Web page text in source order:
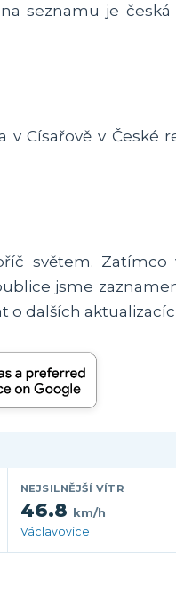
na seznamu je
Císařově v České
světem. Zatímco
jsme
o dalších
NEJSILNĚJŠÍ VÍTR
46.8 km/h
Václavovice